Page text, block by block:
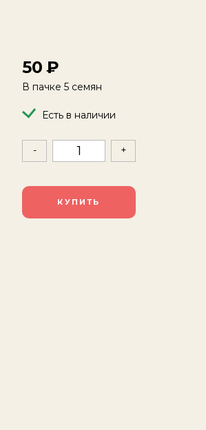
50
В пачке 5 семян
Есть в наличии
- +